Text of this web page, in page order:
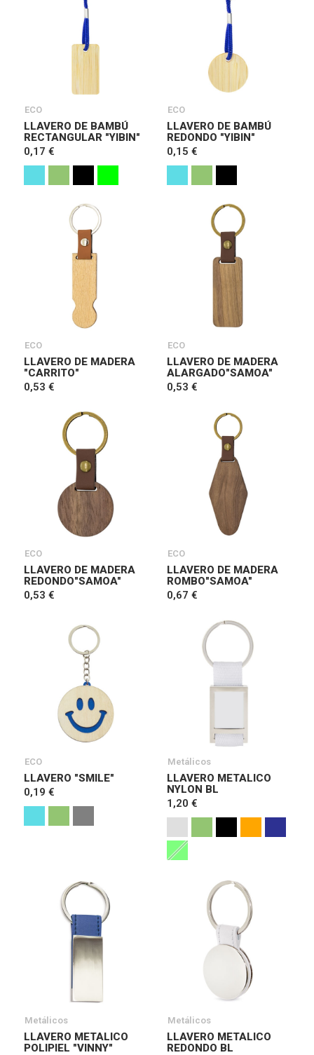
ECO
LLAVERO DE BAMBÚ
RECTANGULAR "YIBIN"
0,17 €
ECO
LLAVERO DE BAMBÚ
REDONDO "YIBIN"
0,15 €
ECO
LLAVERO DE MADERA
"CARRITO"
0,53 €
ECO
LLAVERO DE MADERA
ALARGADO"SAMOA"
0,53 €
ECO
LLAVERO DE MADERA
REDONDO"SAMOA"
0,53 €
ECO
LLAVERO DE MADERA
ROMBO"SAMOA"
0,67 €
ECO
LLAVERO "SMILE"
0,19 €
Metálicos
LLAVERO METALICO
NYLON BL
1,20 €
Metálicos
LLAVERO METALICO
POLIPIEL "VINNY"
Metálicos
LLAVERO METALICO
REDONDO BL